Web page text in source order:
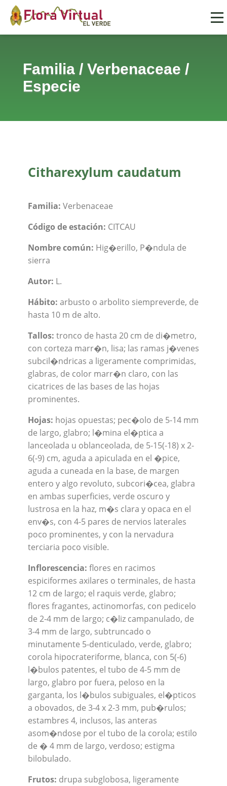
Familia/ Verbenaceae /
Especie
Citharexylum caudatum
Familia: Verbenaceae
Código de estación: CITCAU
Nombre común: Hig�erillo, P�ndula de
sierra
Autor: L.
Hábito: arbusto o arbolito siempreverde, de
hasta 10 m de alto.
Tallos: tronco de hasta 20 cm de di�metro,
con corteza marr�n, lisa; las ramas j�venes
subcil�ndricas a ligeramente comprimidas,
glabras, de color marr�n claro, con las
cicatrices de las bases de las hojas
prominentes.
Hojas: hojas opuestas; pec�olo de 5-14 mm
de largo, glabro; l�mina el�ptica a
lanceolada u oblanceolada, de 5-15(-18) x 2-
6(-9) cm, aguda a apiculada en el �pice,
aguda a cuneada en la base, de margen
entero y algo revoluto, subcori�cea, glabra
en ambas superficies, verde oscuro y
lustrosa en la haz, m�s clara y opaca en el
env�s, con 4-5 pares de nervios laterales
poco prominentes, y con la nervadura
terciaria poco visible.
Inflorescencia: flores en racimos
espiciformes axilares o terminales, de hasta
12 cm de largo; el raquis verde, glabro;
flores fragantes, actinomorfas, con pedicelo
de 2-4 mm de largo; c�liz campanulado, de
3-4 mm de largo, subtruncado o
minutamente 5-denticulado, verde, glabro;
corola hipocrateriforme, blanca, con 5(-6)
l�bulos patentes, el tubo de 4-5 mm de
largo, glabro por fuera, peloso en la
garganta, los l�bulos subiguales, el�pticos
a obovados, de 3-4 x 2-3 mm, pub�rulos;
estambres 4, inclusos, las anteras
asom�ndose por el tubo de la corola; estilo
de � 4 mm de largo, verdoso; estigma
bilobulado.
Frutos: drupa subglobosa, ligeramente